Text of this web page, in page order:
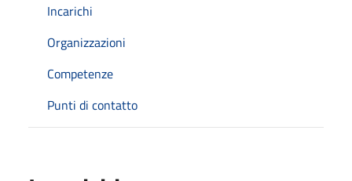
Incarichi
Organizzazioni
Competenze
Punti di contatto